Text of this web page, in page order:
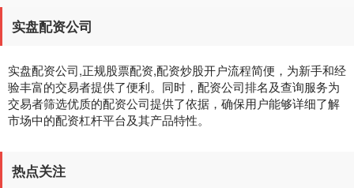
实盘配资公司
实盘配资公司,正规股票配资,配资炒股开户流程简便，为新手和经
验丰富的交易者提供了便利。同时，配资公司排名及查询服务为
交易者筛选优质的配资公司提供了依据，确保用户能够详细了解
市场中的配资杠杆平台及其产品特性。
热点关注